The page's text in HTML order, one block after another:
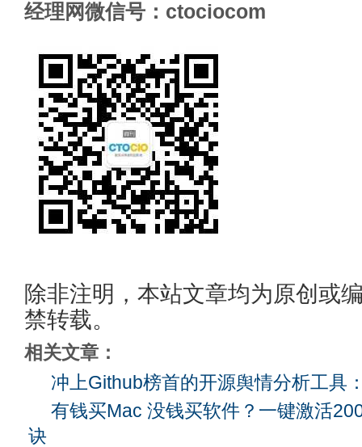
经理网微信号：ctociocom
除非注明，本站文章均为原创或
禁转载。
相关文章：
冲上Github榜首的开源舆情分析工具
有钱买Mac 没钱买软件？一键激活
诀